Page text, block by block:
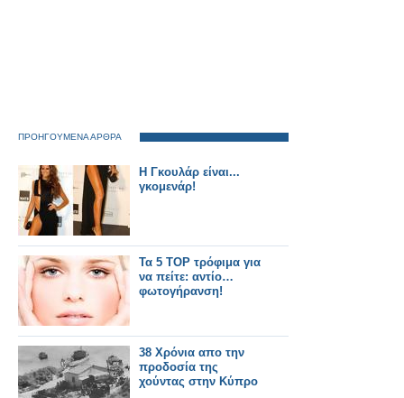
ΠΡΟΗΓΟΥΜΕΝΑ ΑΡΘΡΑ
Η Γκουλάρ είναι...
γκομενάρ!
Τα 5 ΤΟΡ τρόφιμα για
να πείτε: αντίο…
φωτογήρανση!
38 Χρόνια απο την
προδοσία της
χούντας στην Κύπρο